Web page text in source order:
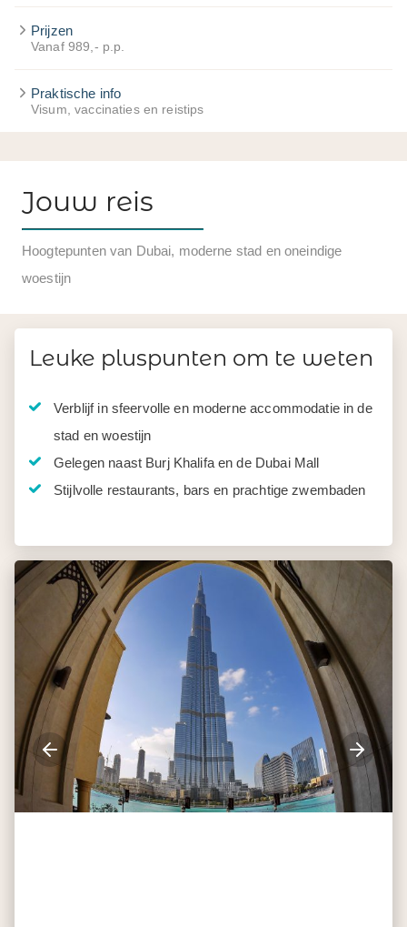
Prijzen
Vanaf 989,- p.p.
Praktische info
Visum, vaccinaties en reistips
Jouw reis
Hoogtepunten van Dubai, moderne stad en oneindige
woestijn
Leuke pluspunten om te weten
Verblijf in sfeervolle en moderne accommodatie in de
stad en woestijn
Gelegen naast Burj Khalifa en de Dubai Mall
Stijlvolle restaurants, bars en prachtige zwembaden